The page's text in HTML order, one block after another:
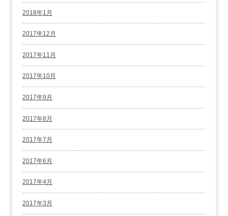
2018年1月
2017年12月
2017年11月
2017年10月
2017年9月
2017年8月
2017年7月
2017年6月
2017年4月
2017年3月